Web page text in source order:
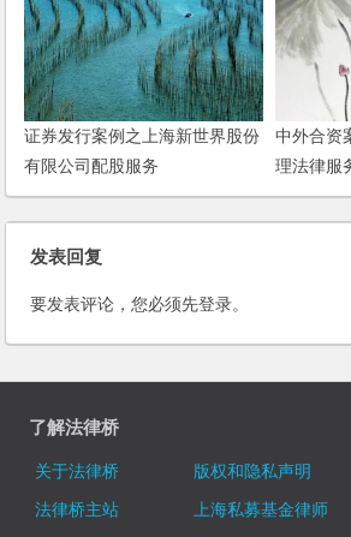
证券发行案例之上海新世界股份
有限公司配股服务
中外合资
理法律服
发表回复
要发表评论，您必须先登录。
了解法律桥
关于法律桥 版权和隐私声明
法律桥主站
上海私募基金律师